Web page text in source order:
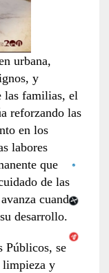
urbana,
y
las familias, el
reforzando las
en los
labores
que
de las
cuando
desarrollo.
Públicos, se
limpieza y